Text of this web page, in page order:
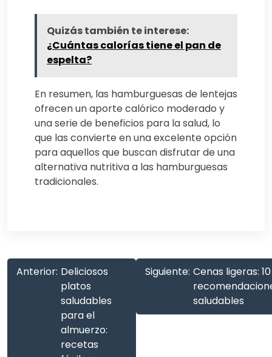
Quizás también te interese:
¿Cuántas calorías tiene el pan de
espelta?
En resumen, las hamburguesas de lentejas
ofrecen un aporte calórico moderado y
una serie de beneficios para la salud, lo
que las convierte en una excelente opción
para aquellos que buscan disfrutar de una
alternativa nutritiva a las hamburguesas
tradicionales.
Anterior: Deliciosos
platos
saludables
para el
almuerzo:
recetas
Siguiente: Cenas ligeras: 10
saludables